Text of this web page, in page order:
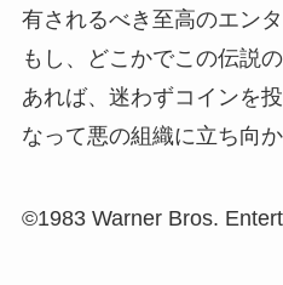
有されるべき至高のエン
もし、どこかでこの伝説
あれば、迷わずコインを
なって悪の組織に立ち向
©1983 Warner Bros.